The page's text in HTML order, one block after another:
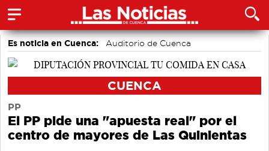
Es noticia en Cuenca: Auditorio de Cuenca
CUENCA
PP
El PP pide una "apuesta real" por el
centro de mayores de Las Quinientas